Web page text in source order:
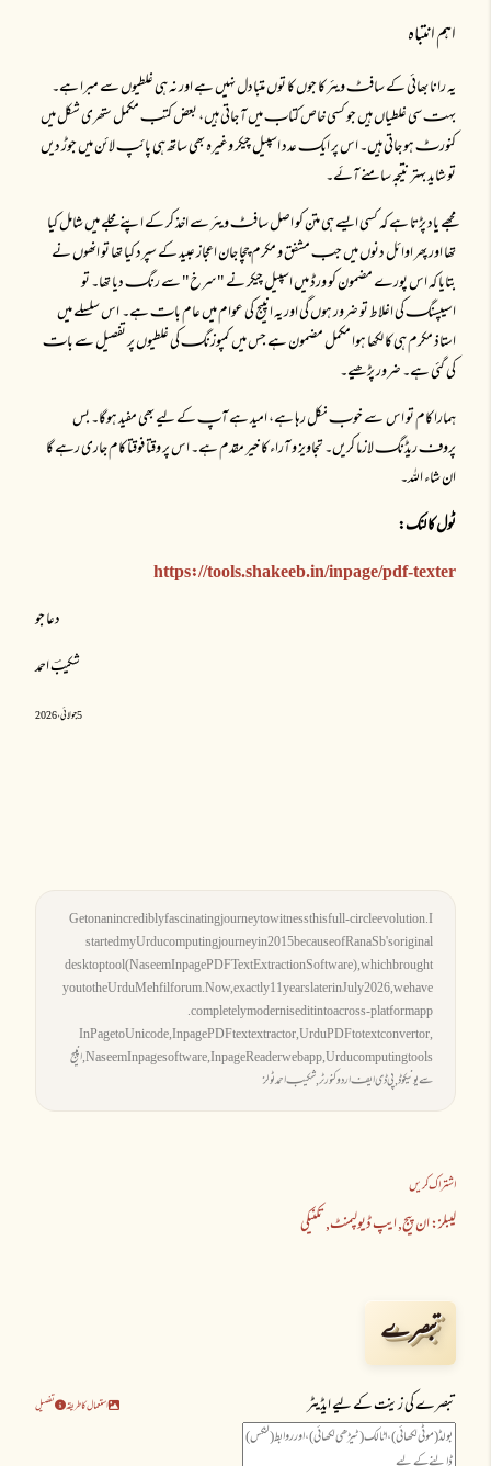
اہم انتباہ
یہ رانا بھائی کے سافٹـ ویئر کا جوں کا توں متبادل نہیں ہے اور نہ ہی غلطیوں سے مبرا ہے۔
بہتـ سی غلطیاں ہیں جو کسی خاص کتابـ میں آ جاتی ہیں، بعض کتبـ مکمل ستھری شکل میں
کنورٹـ ہو جاتی ہیں۔ اس پر ایکـ عدد اسپیل چیکر وغیرہ بھی ساتھ ہی پائپـ لائن میں جوڑ دیں
تو شاید بہتر نتیجہ سامنے آئے۔
مجھے یاد پڑتا ہے کہ کسی ایسے ہی متن کو اصل سافٹـ ویئر سے اخذ کر کے اپنے مجلے میں شامل کیا
تھا اور پھر اوائل دنوں میں جبـ مشفق و مکرم چچا جان اعجاز عبید کے سپرد کیا تھا تو انھوں نے
بتایا کہ اس پورے مضمون کو ورڈ میں اسپیل چیکر نے "سرخ" سے رنگـ دیا تھا۔ تو
اسیپسنگـ کی اغلاط تو ضرور ہوں گی اور یہ انپیج کی عوام میں عام باتـ ہے۔ اس سلسلے میں
استاذ مکرم ہی کا لکھا ہوا مکمل مضمون ہے جس میں کمپوزنگـ کی غلطیوں پر تفصیل سے باتـ
کی گئی ہے۔ ضرور پڑھیے۔
ہمارا کام تو اس سے خوبـ نکل رہا ہے، امید ہے آپـ کے لیے بھی مفید ہوگا۔ بس
پروفـ ریڈنگـ لازما کریں۔ تجاویز و آراء کا خیر مقدم ہے۔ اس پر وقتا فوقتا کام جاری رہے گا
ان شاء اللہ۔
ٹول کا لنک:
https://tools.shakeeb.in/inpage/pdf-texter
دعا جو
شکیبؔ احمد
5 جولائی، 2026
Get on an incredibly fascinating journey to witness this full-circle evolution. I
started my Urdu computing journey in 2015 because of Rana Sb's original
desktop tool (Naseem Inpage PDF Text Extraction Software), which brought
you to the Urdu Mehfil forum. Now, exactly 11 years later in July 2026, we have
completely modernised it into a cross-platform app.
InPage to Unicode, Inpage PDF text extractor, Urdu PDF to text convertor,
Naseem Inpage software, Inpage Reader web app, Urdu computing tools, انپیج
سے یونیکوڈ, پی ڈی ایفـ اردو کنورٹر, شکیبـ احمد ٹولز
اشتراک کریں
لیبلز:ان پیجایپ ڈیولپمنٹ تکنیکی
تبصرے
تبصرے کی زینت کے لیے ایڈیٹر استعمال کا طریقہ تفصیل